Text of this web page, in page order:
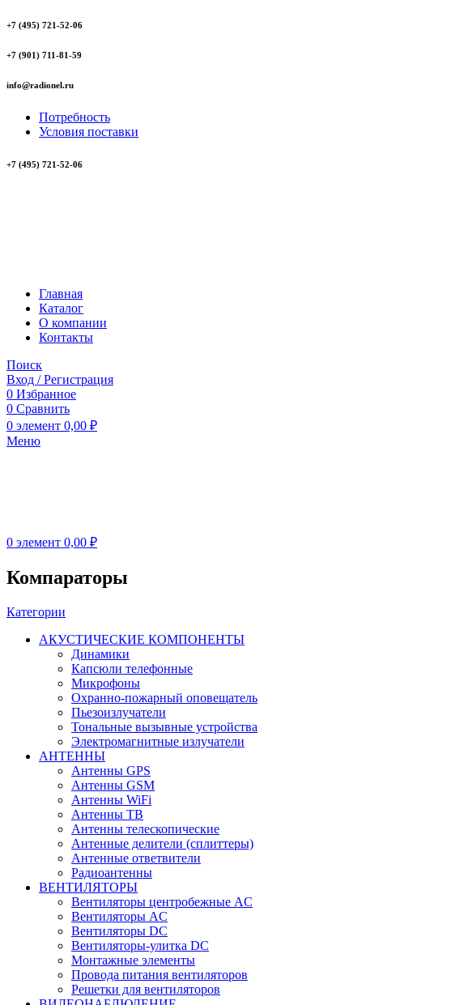
+7 (495) 721-52-06
+7 (901) 711-81-59
info@radionel.ru
Потребность
Условия поставки
+7 (495) 721-52-06
Главная
Каталог
О компании
Контакты
Поиск
Вход / Регистрация
0 Избранное
0 Сравнить
0 элемент 0,00 ₽
Меню
0 элемент 0,00 ₽
Компараторы
Категории
АКУСТИЧЕСКИЕ КОМПОНЕНТЫ
Динамики
Капсюли телефонные
Микрофоны
Охранно-пожарный оповещатель
Пьезоизлучатели
Тональные вызывные устройства
Электромагнитные излучатели
АНТЕННЫ
Антенны GPS
Антенны GSM
Антенны WiFi
Антенны ТВ
Антенны телескопические
Антенные делители (сплиттеры)
Антенные ответвители
Радиоантенны
ВЕНТИЛЯТОРЫ
Вентиляторы центробежные AC
Вентиляторы AC
Вентиляторы DC
Вентиляторы-улитка DC
Монтажные элементы
Провода питания вентиляторов
Решетки для вентиляторов